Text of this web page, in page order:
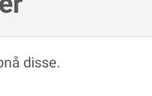
disse.